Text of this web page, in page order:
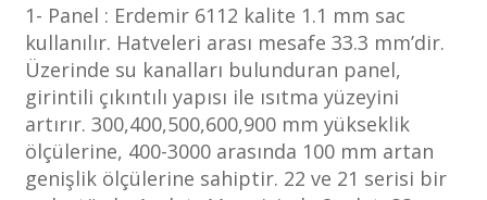
1- Panel : Erdemir 6112 kalite 1.1 mm sac
kullanılır. Hatveleri arası mesafe 33.3 mm’dir.
Üzerinde su kanalları bulunduran panel,
girintili çıkıntılı yapısı ile ısıtma yüzeyini
artırır. 300,400,500,600,900 mm yükseklik
ölçülerine, 400-3000 arasında 100 mm artan
genişlik ölçülerine sahiptir. 22 ve 21 serisi bir